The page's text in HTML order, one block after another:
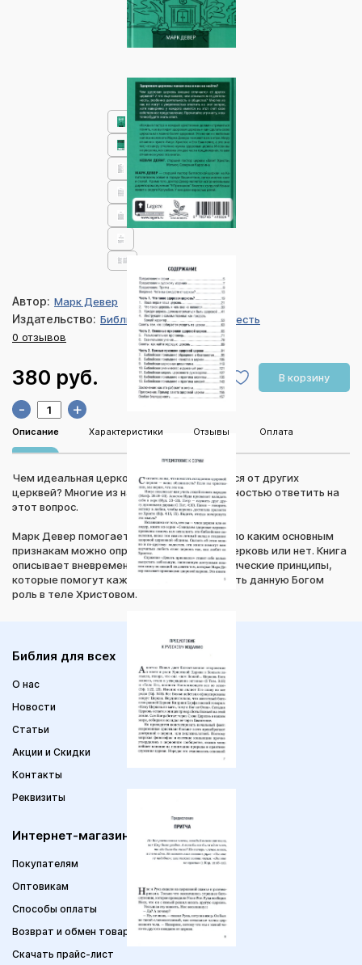
Автор: Марк Девер
Издательство: Библия для всех, Благая весть
0 отзывов
380 руб. В корзину
- +
Описание Характеристики Отзывы Оплата
Чем идеальная церковь внешне отличается от других
церквей? Многие из нас не могут с уверенностью ответить на
этот вопрос.
Марк Девер помогает верующим понять, по каким основным
признакам можно определить, здорова церковь или нет. Книга
описывает вневременные истины и практические принципы,
которые помогут каждому из нас исполнить данную Богом
роль в теле Христовом.
Библия для всех
О нас
Новости
Статьи
Акции и Скидки
Контакты
Реквизиты
Интернет-магазин
Покупателям
Оптовикам
Способы оплаты
Возврат и обмен товара
Скачать прайс-лист